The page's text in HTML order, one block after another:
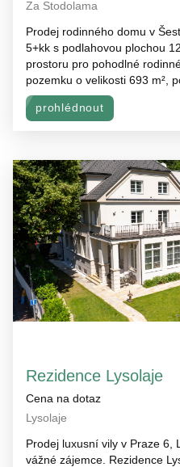
Za Stodolama
Prodej rodinného domu v
5+kk s podlahovou plochou
prostoru pro pohodlné
pozemku o velikosti 693 m²,
prohlédnout
Rezidence Lysolaje
Cena na dotaz
Lysolaje
Prodej luxusní vily v Praze 6,
vážné zájemce. Rezidence